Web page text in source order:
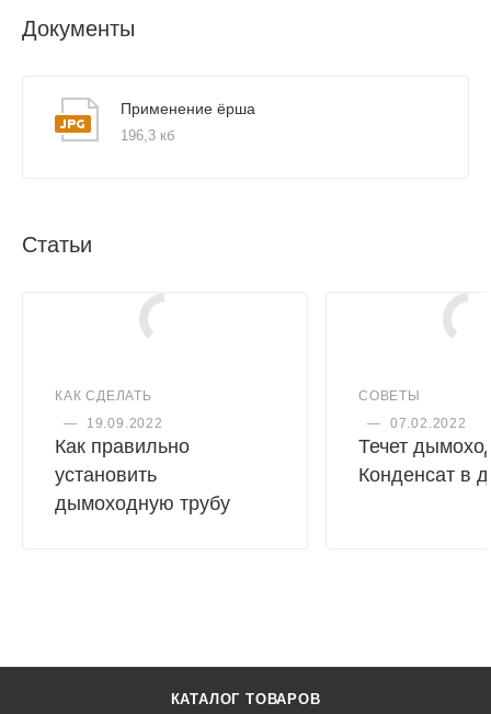
Стержни легко соединяются при помощи резьбовых
Документы
Применение ёрша
196,3 кб
Статьи
КАК СДЕЛАТЬ
—
19.09.2022
Как правильно
установить
дымоходную трубу
СОВЕТЫ
—
07.02.2022
Течет
Конденсат в
КАТАЛОГ ТОВАРОВ